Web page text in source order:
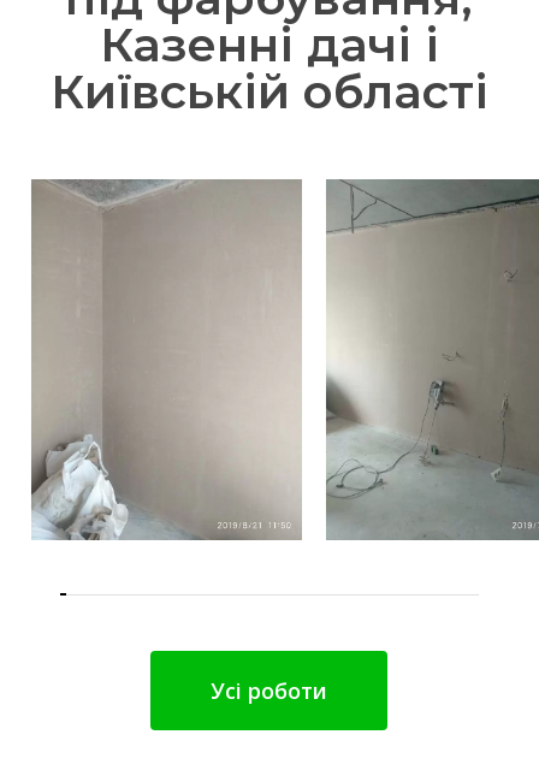
Казенні дачі і
Київській області
Усі роботи